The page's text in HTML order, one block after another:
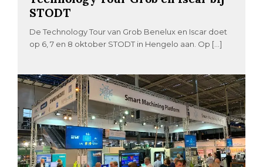
STODT
De Technology Tour van Grob Benelux en Iscar doet
op 6, 7 en 8 oktober STODT in Hengelo aan. Op […]